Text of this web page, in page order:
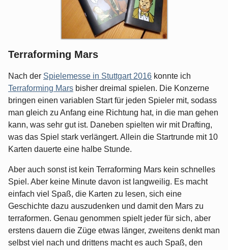
Terraforming Mars
Nach der Spielemesse in Stuttgart 2016 konnte ich
Terraforming Mars bisher dreimal spielen. Die Konzerne
bringen einen variablen Start für jeden Spieler mit, sodass
man gleich zu Anfang eine Richtung hat, in die man gehen
kann, was sehr gut ist. Daneben spielten wir mit Drafting,
was das Spiel stark verlängert. Allein die Startrunde mit 10
Karten dauerte eine halbe Stunde.
Aber auch sonst ist kein Terraforming Mars kein schnelles
Spiel. Aber keine Minute davon ist langweilig. Es macht
einfach viel Spaß, die Karten zu lesen, sich eine
Geschichte dazu auszudenken und damit den Mars zu
terraformen. Genau genommen spielt jeder für sich, aber
erstens dauern die Züge etwas länger, zweitens denkt man
selbst viel nach und drittens macht es auch Spaß, den